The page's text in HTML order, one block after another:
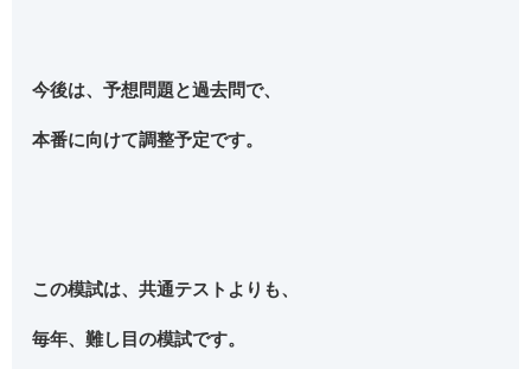
今後は、予想問題と過去問で、
本番に向けて調整予定です。
この模試は、共通テストよりも、
毎年、難し目の模試です。